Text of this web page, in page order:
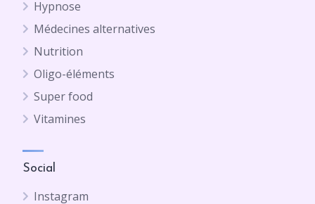
Hypnose
Médecines alternatives
Nutrition
Oligo-éléments
Super food
Vitamines
Social
Instagram